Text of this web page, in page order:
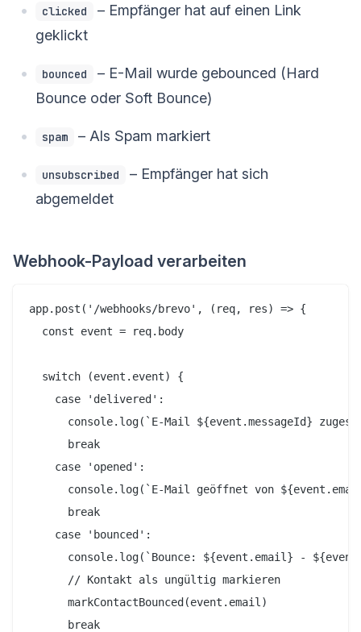
clicked
– Empfänger hat auf einen Link
geklickt
bounced
– E-Mail wurde gebounced (Hard
Bounce oder Soft Bounce)
spam – Als Spam markiert
unsubscribed
– Empfänger hat sich
abgemeldet
Webhook-Payload verarbeiten
app.post('/webhooks/brevo', (req, res) => {
  const event = req.body
  switch (event.event) {
    case 'delivered':
console.log(`E-Mail ${event.messageId}
      break
    case 'opened':
console.log(`E-Mail geöffnet von
      break
    case 'bounced':
console.log(`Bounce: ${event.email} -
      // Kontakt als ungültig markieren
      markContactBounced(event.email)
      break